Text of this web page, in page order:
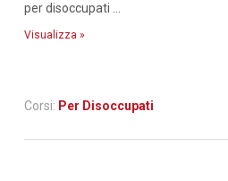
per disoccupati ...
Visualizza »
Corsi: Per Disoccupati